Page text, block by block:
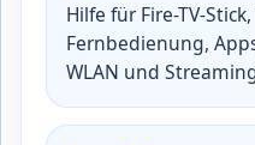
Hilfe für Fire-TV-
Fernbedienung,
WLAN und